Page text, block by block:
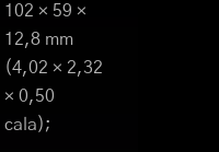
102 × 59 ×
12,8 mm
(4,02 × 2,32
× 0,50
cala);